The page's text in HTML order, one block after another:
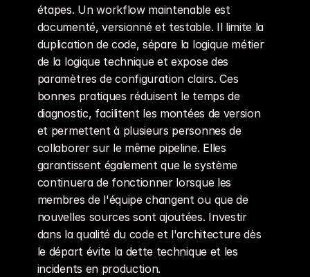
étapes. Un workflow maintenable est
documenté, versionné et testable. Il limite la
duplication de code, sépare la logique métier
de la logique technique et expose des
paramètres de configuration clairs. Ces
bonnes pratiques réduisent le temps de
diagnostic, facilitent les montées de version
et permettent à plusieurs personnes de
collaborer sur le même pipeline. Elles
garantissent également que le système
continuera de fonctionner lorsque les
membres de l'équipe changent ou que de
nouvelles sources sont ajoutées. Investir
dans la qualité du code et l'architecture dès
le départ évite la dette technique et les
incidents en production.